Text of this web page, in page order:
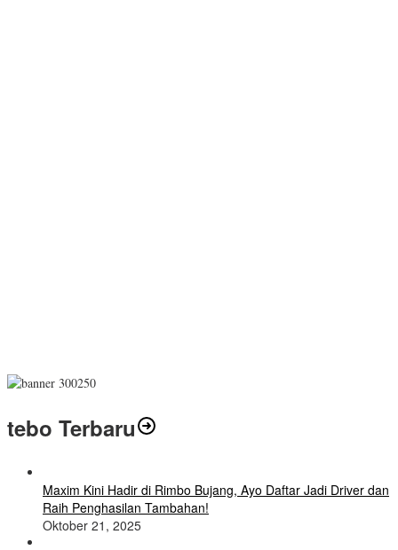
tebo Terbaru
Maxim Kini Hadir di Rimbo Bujang, Ayo Daftar Jadi Driver dan
Raih Penghasilan Tambahan!
Oktober 21, 2025